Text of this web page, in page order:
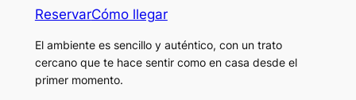
ReservarCómo llegar
El ambiente es sencillo y auténtico, con un trato
cercano que te hace sentir como en casa desde el
primer momento.